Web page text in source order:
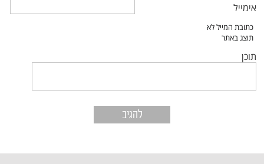
אימייל
תוכן